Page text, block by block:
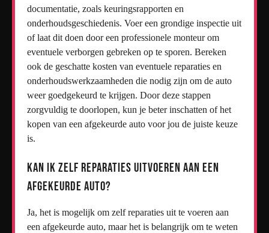
documentatie, zoals keuringsrapporten en
onderhoudsgeschiedenis. Voer een grondige inspectie uit
of laat dit doen door een professionele monteur om
eventuele verborgen gebreken op te sporen. Bereken
ook de geschatte kosten van eventuele reparaties en
onderhoudswerkzaamheden die nodig zijn om de auto
weer goedgekeurd te krijgen. Door deze stappen
zorgvuldig te doorlopen, kun je beter inschatten of het
kopen van een afgekeurde auto voor jou de juiste keuze
is.
Kan ik zelf reparaties uitvoeren aan een
afgekeurde auto?
Ja, het is mogelijk om zelf reparaties uit te voeren aan
een afgekeurde auto, maar het is belangrijk om te weten